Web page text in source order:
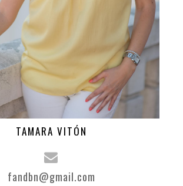
TAMARA VITÓN
fandbn@gmail.com